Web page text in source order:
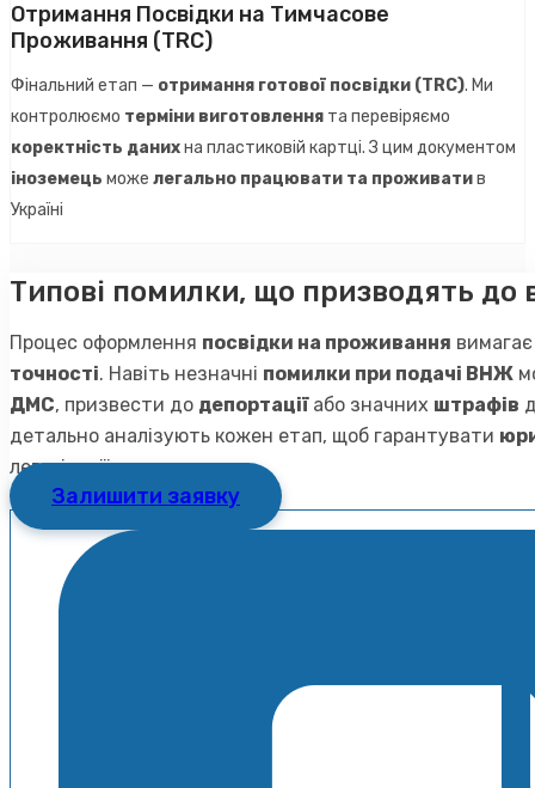
Отримання Посвідки на Тимчасове
Проживання (TRC)
Фінальний етап — отримання готової посвідки (TRC). Ми
контролюємо терміни виготовлення та перевіряємо
коректність данихна пластиковій картці. З цим документом
іноземець може легально працювати та проживатив
Україні
Типові помилки, що призводять
Процес оформлення посвідки на проживання
точності. Навіть незначні помилки при подачі ВНЖ
ДМС, призвести до депортаціїабо значних штрафів
детально аналізують кожен етап, щоб гарантувати
легалізації.
Залишити заявку